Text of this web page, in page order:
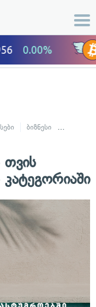
ბიზნესი
თვის
კატეგორიაში